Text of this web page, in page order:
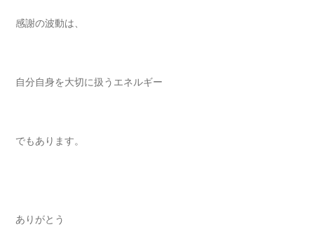
感謝の波動は、
自分自身を大切に扱うエネルギー
でもあります。
ありがとう